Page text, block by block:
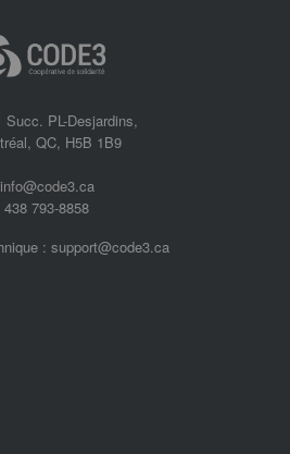
Succ. PL-Desjardins,
QC, H5B 1B9
info@code3.ca
438 793-8858
: support@code3.ca